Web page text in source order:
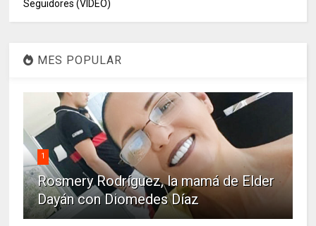
Seguidores (VIDEO)
MES POPULAR
1
Rosmery Rodríguez, la mamá de Elder
Dayán con Diomedes Díaz